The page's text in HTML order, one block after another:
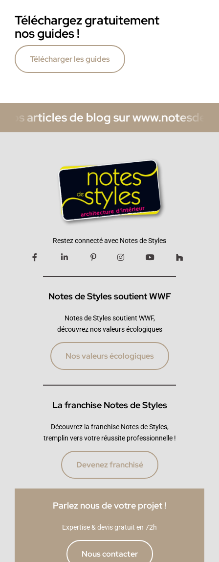
Téléchargez gratuitement
nos guides !
Télécharger les guides
de blog sur
Restez connecté avec Notes de Styles
Notes de Styles soutient WWF
Notes de Styles soutient WWF,
découvrez nos valeurs écologiques
Nos valeurs écologiques
La franchise Notes de Styles
Découvrez la franchise Notes de Styles,
tremplin vers votre réussite professionnelle !
Devenez franchisé
Parlez nous de votre projet !
Expertise & devis gratuit en 72h
Nous contacter